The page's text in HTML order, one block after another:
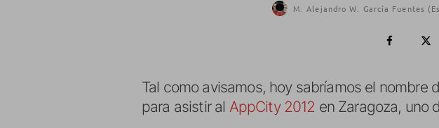
M. Alejandro W. García Fuentes
Tal como avisamos, hoy sabríamos el nombre
para asistir al AppCity 2012 en Zaragoza, uno